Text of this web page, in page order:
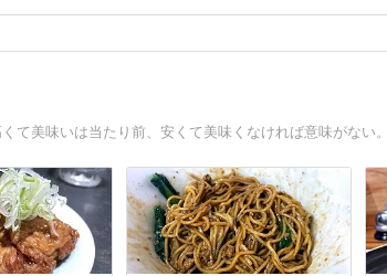
て美味いは当たり前、安くて美味くなければ意味がない